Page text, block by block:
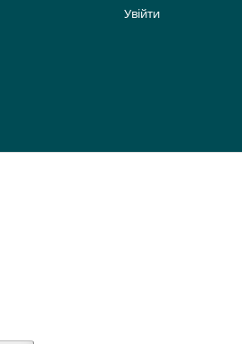
Увійти